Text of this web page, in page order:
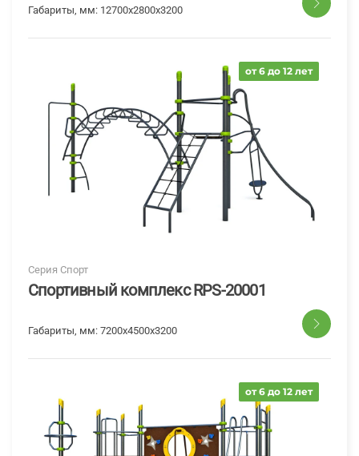
Габариты, мм: 12700х2800х3200
от 6 до 12 лет
Серия Спорт
Спортивный комплекс RPS-20001
Габариты, мм: 7200х4500х3200
от 6 до 12 лет